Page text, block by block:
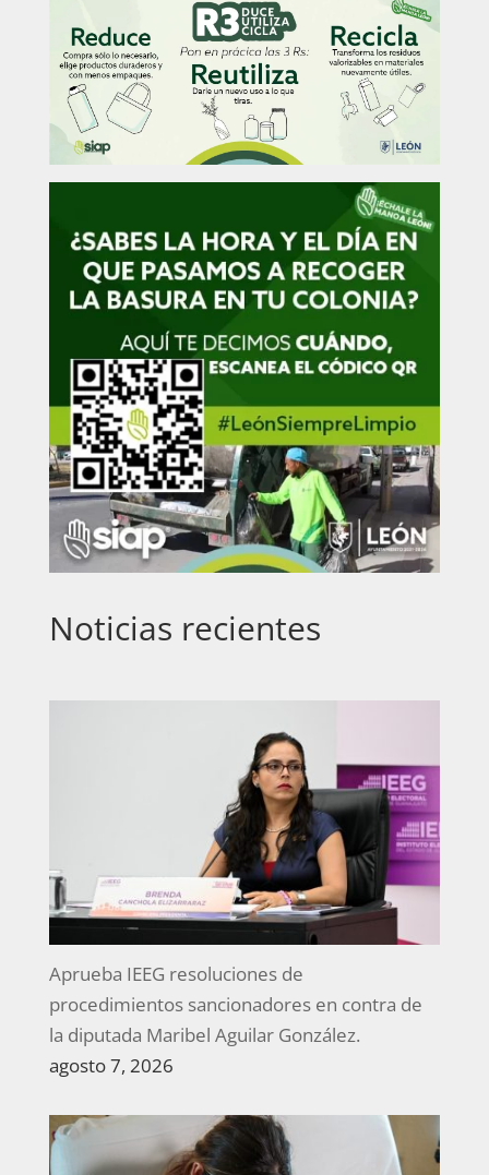
Noticias recientes
Aprueba IEEG resoluciones de
procedimientos sancionadores en contra de
la diputada Maribel Aguilar González.
agosto 7, 2026